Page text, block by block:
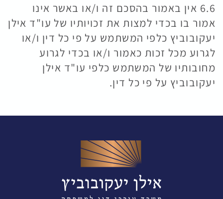
6.6 אין באמור בהסכם זה ו/או באשר אינו
אמור בו בכדי למצות את זכויותיו של עו"ד אילן
יעקובוביץ כלפי המשתמש על פי כל דין ו/או
לגרוע מכל זכות כאמור ו/או בכדי לגרוע
מחובותיו של המשתמש כלפי עו"ד אילן
יעקובוביץ על פי כל דין.